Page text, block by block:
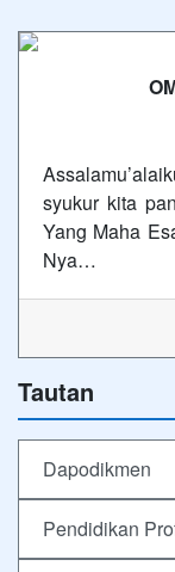
syukur kita
Yang Maha
Nya…
Tautan
Dapodikmen
Pendidikan